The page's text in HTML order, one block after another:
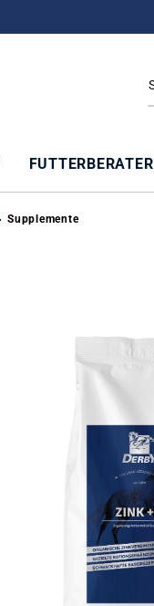
FUTTERBERATER
Supplemente